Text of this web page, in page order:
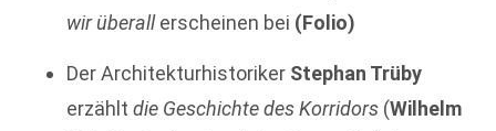
wir überallerscheinen bei (Folio)
Der Architekturhistoriker Stephan Trüby
erzählt die Geschichte des Korridors (Wilhelm